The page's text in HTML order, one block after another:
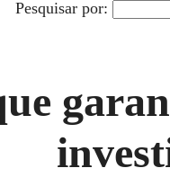
Pesquisar por: